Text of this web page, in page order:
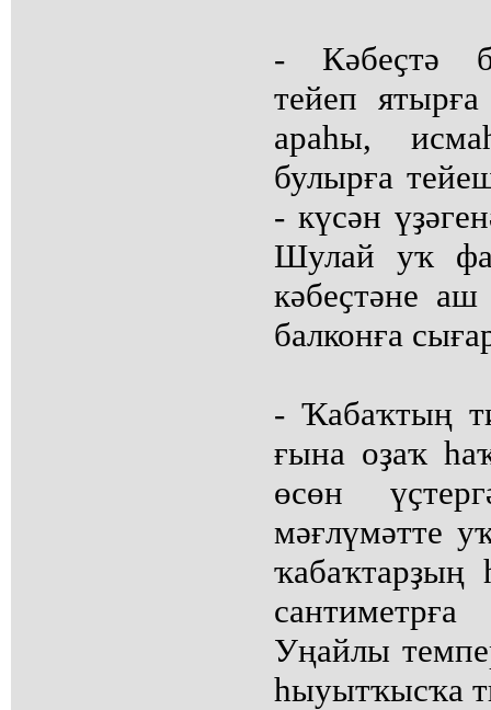
- Кәбеҫтә
тейеп
араһы,
булырға
- күсән
Шулай уҡ
кәбеҫтәне
балконға
- Ҡабаҡтың
ғына оҙаҡ
өсөн
мәғлүмәтте
ҡабаҡтарҙың
Уңайлы
һыуытҡысҡа